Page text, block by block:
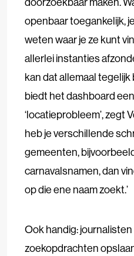
openbaar toegankelijk,
weten waar je ze kunt
allerlei instanties
kan dat allemaal tegelijk
biedt het dashboard
‘locatieprobleem’, zegt
heb je verschillende
gemeenten,
carnavalsnamen, dan
op die ene naam zoekt.’
Ook handig:
zoekopdrachten